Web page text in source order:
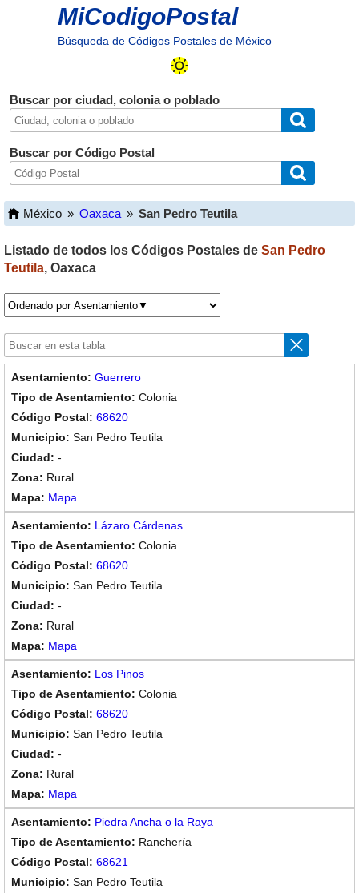
MiCodigoPostal
Búsqueda de Códigos Postales de México
Buscar por ciudad, colonia o poblado
Buscar por Código Postal
México » Oaxaca » San Pedro Teutila
Listado de todos los Códigos Postales de San Pedro
Teutila, Oaxaca
Guerrero
Colonia
68620
San Pedro Teutila
-
Rural
Mapa
Lázaro Cárdenas
Colonia
68620
San Pedro Teutila
-
Rural
Mapa
Los Pinos
Colonia
68620
San Pedro Teutila
-
Rural
Mapa
Piedra Ancha o la Raya
Ranchería
68621
San Pedro Teutila